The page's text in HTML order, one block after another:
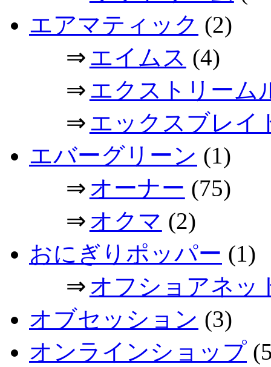
エアマティック (2)
⇒ エイムス (4)
⇒ エクストリーム
⇒ エックスブレイ
エバーグリーン (1)
⇒ オーナー (75)
⇒ オクマ (2)
おにぎりポッパー (1)
⇒ オフショアネッ
オブセッション (3)
オンラインショップ